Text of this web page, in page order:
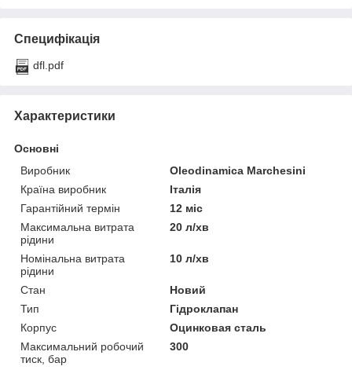
Специфікація
dfl.pdf
Характеристики
Основні
Виробник
Oleodinamica Marchesini
Країна виробник
Італія
Гарантійний термін
12 міс
Максимальна витрата
рідини
20 л/хв
Номінальна витрата
рідини
10 л/хв
Стан
Новий
Тип
Гідроклапан
Корпус
Оцинковая сталь
Максимальний робочий
тиск, бар
300